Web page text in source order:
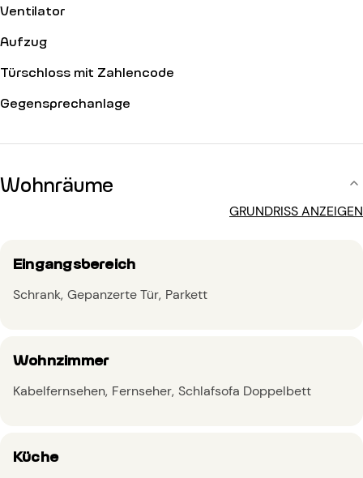
Ventilator
Aufzug
Türschloss mit Zahlencode
Gegensprechanlage
Wohnräume
GRUNDRISS ANZEIGEN
Eingangsbereich
Schrank Gepanzerte Tür Parkett
Wohnzimmer
Kabelfernsehen Fernseher Schlafsofa Doppelbett
Küche